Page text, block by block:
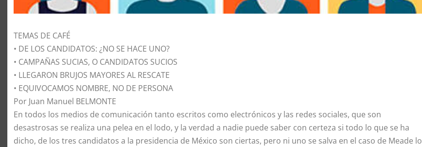
TEMAS DE CAFÉ
• DE LOS CANDIDATOS: ¿NO SE HACE UNO?
• CAMPAÑAS SUCIAS, O CANDIDATOS SUCIOS
• LLEGARON BRUJOS MAYORES AL RESCATE
• EQUIVOCAMOS NOMBRE, NO DE PERSONA
Por Juan Manuel BELMONTE
​En todos los medios de comunicación tanto escritos como electrónicos y las redes sociales, que son
desastrosas se realiza una pelea en el lodo, y la verdad a nadie puede saber con certeza si todo lo que se ha
dicho, de los tres candidatos a la presidencia de México son ciertas, pero ni uno se salva en el caso de Meade lo